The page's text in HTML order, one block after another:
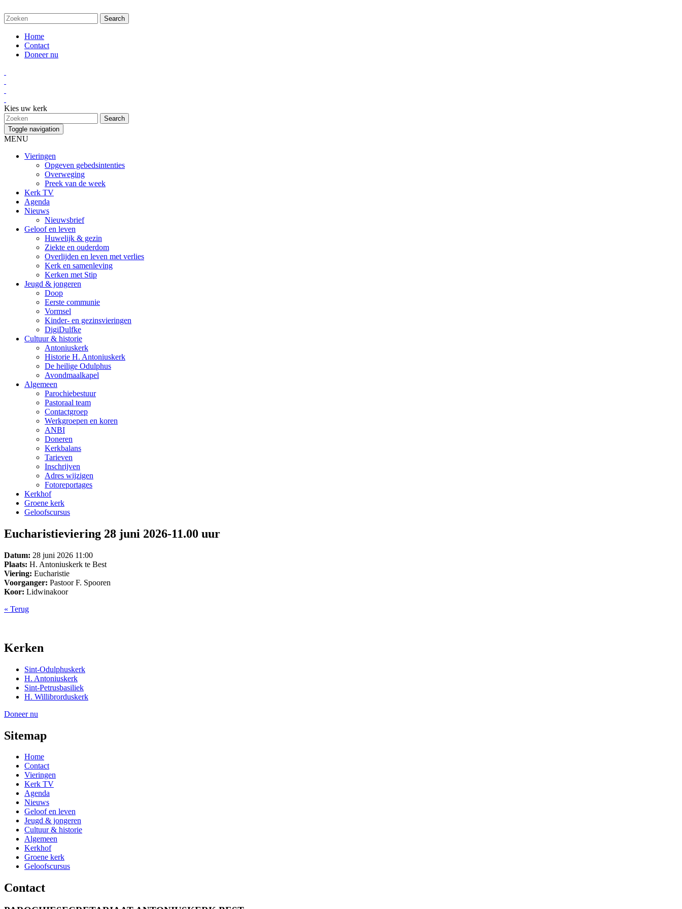
Home
Contact
Doneer nu
Kies uw kerk
Toggle navigation
MENU
Vieringen
Opgeven gebedsintenties
Overweging
Preek van de week
Kerk TV
Agenda
Nieuws
Nieuwsbrief
Geloof en leven
Huwelijk & gezin
Ziekte en ouderdom
Overlijden en leven met verlies
Kerk en samenleving
Kerken met Stip
Jeugd & jongeren
Doop
Eerste communie
Vormsel
Kinder- en gezinsvieringen
DigiDulfke
Cultuur & historie
Antoniuskerk
Historie H. Antoniuskerk
De heilige Odulphus
Avondmaalkapel
Algemeen
Parochiebestuur
Pastoraal team
Contactgroep
Werkgroepen en koren
ANBI
Doneren
Kerkbalans
Tarieven
Inschrijven
Adres wijzigen
Fotoreportages
Kerkhof
Groene kerk
Geloofscursus
Eucharistieviering 28 juni 2026-11.00 uur
Datum: 28 juni 2026 11:00
Plaats: H. Antoniuskerk te Best
Viering: Eucharistie
Voorganger: Pastoor F. Spooren
Koor: Lidwinakoor
« Terug
Kerken
Sint-Odulphuskerk
H. Antoniuskerk
Sint-Petrusbasiliek
H. Willibrorduskerk
Doneer nu
Sitemap
Home
Contact
Vieringen
Kerk TV
Agenda
Nieuws
Geloof en leven
Jeugd & jongeren
Cultuur & historie
Algemeen
Kerkhof
Groene kerk
Geloofscursus
Contact